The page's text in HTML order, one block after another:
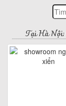
Tại Hà Nội: